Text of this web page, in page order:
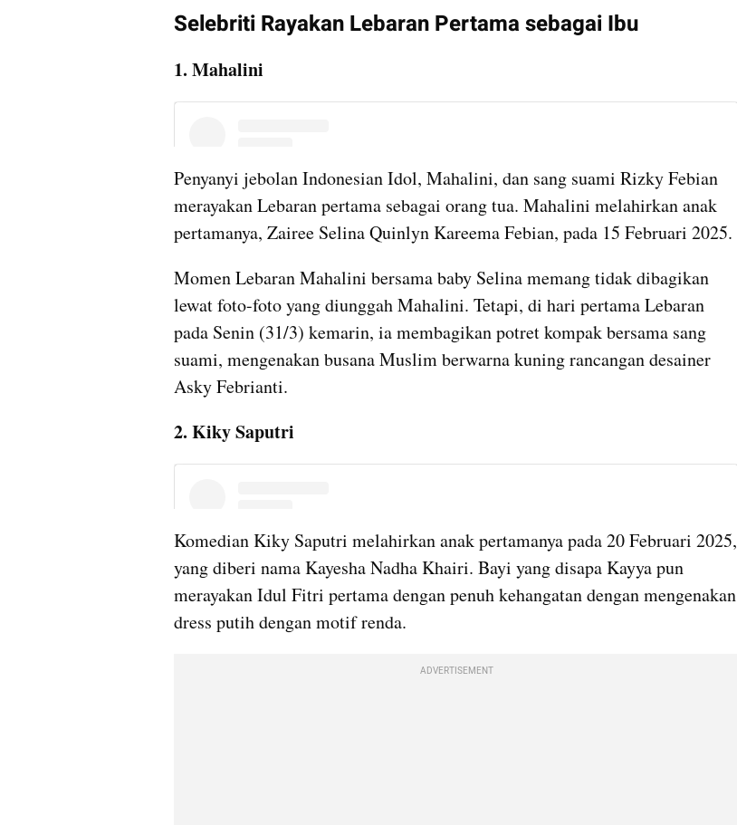
Selebriti Rayakan Lebaran Pertama sebagai Ibu
1. Mahalini
Penyanyi jebolan Indonesian Idol, Mahalini, dan sang suami Rizky Febian
merayakan Lebaran pertama sebagai orang tua. Mahalini melahirkan anak
pertamanya, Zairee Selina Quinlyn Kareema Febian, pada 15 Februari 2025.
Momen Lebaran Mahalini bersama baby Selina memang tidak dibagikan
lewat foto-foto yang diunggah Mahalini. Tetapi, di hari pertama Lebaran
pada Senin (31/3) kemarin, ia membagikan potret kompak bersama sang
suami, mengenakan busana Muslim berwarna kuning rancangan desainer
Asky Febrianti.
2. Kiky Saputri
Komedian Kiky Saputri melahirkan anak pertamanya pada 20 Februari 2025,
yang diberi nama Kayesha Nadha Khairi. Bayi yang disapa Kayya pun
merayakan Idul Fitri pertama dengan penuh kehangatan dengan mengenakan
dress putih dengan motif renda.
ADVERTISEMENT